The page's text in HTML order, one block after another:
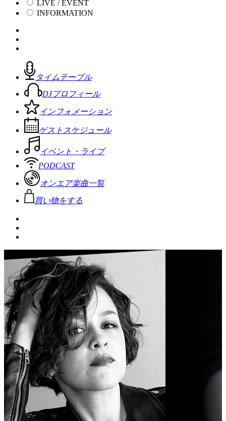
LIVE / EVENT
INFORMATION
タイムテーブル
DJプロフィール
インフォメーション
ゲストスケジュール
イベント・ライブ
PODCAST
オンエア楽曲一覧
買い物をする